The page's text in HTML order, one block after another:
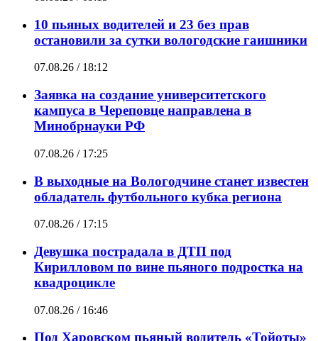
10 пьяных водителей и 23 без прав
остановили за сутки вологодские гаишники
07.08.26 / 18:12
Заявка на создание университетского
кампуса в Череповце направлена в
Минобрнауки РФ
07.08.26 / 17:25
В выходные на Вологодчине станет известен
обладатель футбольного кубка региона
07.08.26 / 17:15
Девушка пострадала в ДТП под
Кирилловом по вине пьяного подростка на
квадроцикле
07.08.26 / 16:46
Под Харовском пьяный водитель «Тойоты»